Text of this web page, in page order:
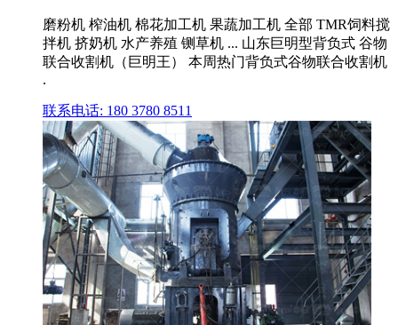
磨粉机 榨油机 棉花加工机 果蔬加工机 全部 TMR饲料搅
拌机 挤奶机 水产养殖 铡草机 ... 山东巨明型背负式 谷物
联合收割机（巨明王） 本周热门背负式谷物联合收割机
.
联系电话: 180 3780 8511